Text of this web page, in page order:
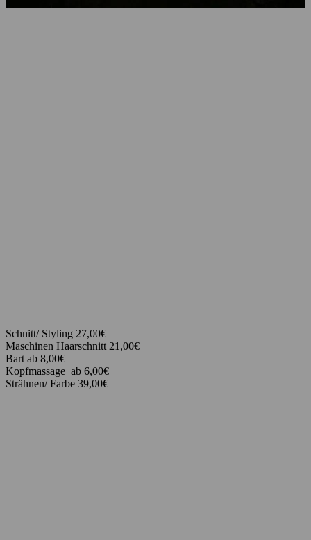
Schnitt/ Styling 27,00€
Maschinen Haarschnitt 21,00€
Bart ab 8,00€
Kopfmassage ab 6,00€
Strähnen/ Farbe 39,00€